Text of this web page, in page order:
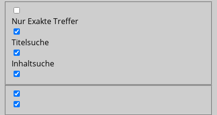
Nur Exakte Treffer
Titelsuche
Inhaltsuche